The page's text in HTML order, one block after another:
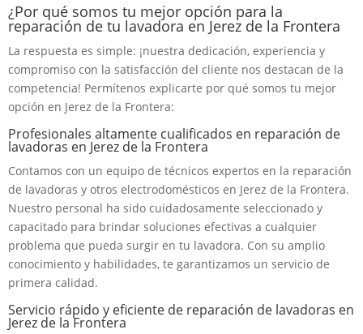
¿Por qué somos tu mejor opción para la
reparación de tu lavadora en Jerez de la Frontera
La respuesta es simple: ¡nuestra dedicación, experiencia y
compromiso con la satisfacción del cliente nos destacan de la
competencia! Permítenos explicarte por qué somos tu mejor
opción en Jerez de la Frontera:
Profesionales altamente cualificados en reparación de
lavadoras en Jerez de la Frontera
Contamos con un equipo de técnicos expertos en la reparación
de lavadoras y otros electrodomésticos en Jerez de la Frontera.
Nuestro personal ha sido cuidadosamente seleccionado y
capacitado para brindar soluciones efectivas a cualquier
problema que pueda surgir en tu lavadora. Con su amplio
conocimiento y habilidades, te garantizamos un servicio de
primera calidad.
Servicio rápido y eficiente de reparación de lavadoras en
Jerez de la Frontera